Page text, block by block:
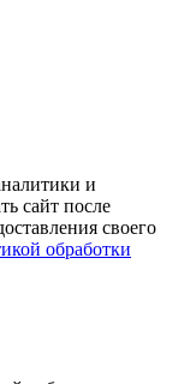
и
сайт после
своего
обработки